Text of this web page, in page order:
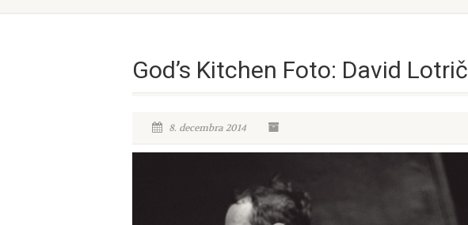
God’s Kitchen Foto: David Lotrič
8. decembra 2014